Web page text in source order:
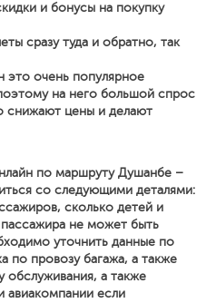
и бонусы на покупку
сразу туда и обратно, так
очень популярное
на него большой спрос
снижают цены и делают
по маршруту Душанбе –
со следующими деталями:
сколько детей и
не может быть
уточнить данные по
по провозу багажа, а также
обслуживания, а также
авиакомпании если